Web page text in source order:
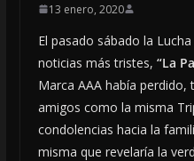
13 enero, 2020
El pasado sábado la
noticias más tristes, “La
Marca AAA había
amigos como la misma
condolencias hacia la
misma que revelaría la